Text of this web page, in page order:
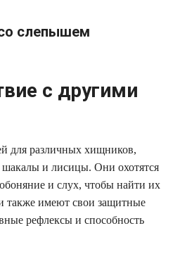
слепышем
с другими
для различных хищников,
шакалы и лисицы. Они охотятся
и слух, чтобы найти их
также имеют свои защитные
рефлексы и способность